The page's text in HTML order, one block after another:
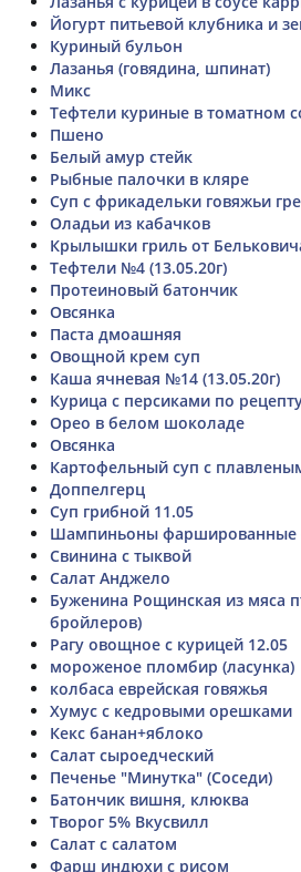
Йогурт питьевой клубника и
Куриный бульон
Лазанья (говядина, шпинат)
Микс
Тефтели куриные в томатном
Пшено
Белый амур стейк
Рыбные палочки в кляре
Суп с фрикадельки говяжьи
Оладьи из кабачков
Крылышки гриль от
Тефтели №4 (13.05.20г)
Протеиновый батончик
Овсянка
Паста дмоашняя
Овощной крем суп
Каша ячневая №14 (13.05.20г)
Курица с персиками по
Орео в белом шоколаде
Овсянка
Картофельный суп с
Доппелгерц
Суп грибной 11.05
Шампиньоны фаршированные
Свинина с тыквой
Салат Анджело
Буженина Рощинская из мяса
бройлеров)
Рагу овощное с курицей 12.05
мороженое пломбир (ласунка)
колбаса еврейская говяжья
Хумус с кедровыми орешками
Кекс банан+яблоко
Салат сыроедческий
Печенье "Минутка" (Соседи)
Батончик вишня, клюква
Творог 5% Вкусвилл
Салат с салатом
Фарш индюхи с рисом